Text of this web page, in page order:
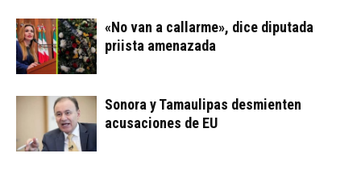
«No van a callarme», dice diputada
priista amenazada
Sonora y Tamaulipas desmienten
acusaciones de EU